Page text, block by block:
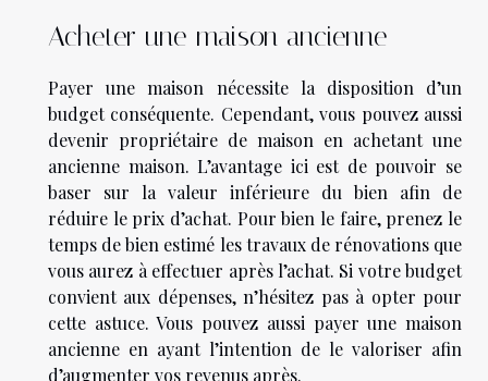
Acheter une maison ancienne
Payer une maison nécessite la disposition d’un
budget conséquente. Cependant, vous pouvez aussi
devenir propriétaire de maison en achetant une
ancienne maison. L’avantage ici est de pouvoir se
baser sur la valeur inférieure du bien afin de
réduire le prix d’achat. Pour bien le faire, prenez le
temps de bien estimé les travaux de rénovations que
vous aurez à effectuer après l’achat. Si votre budget
convient aux dépenses, n’hésitez pas à opter pour
cette astuce. Vous pouvez aussi payer une maison
ancienne en ayant l’intention de le valoriser afin
d’augmenter vos revenus après.